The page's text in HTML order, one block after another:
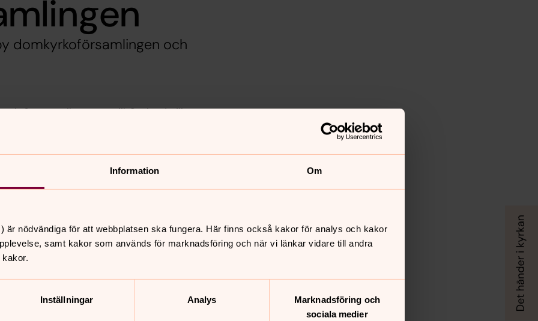
Information Om
är nödvändiga för att webbplatsen ska fungera. Här finns också kakor för analys och kakor
samt kakor som används för marknadsföring och när vi länkar vidare till andra
Inställningar Analys
Marknadsföring och
sociala medier
domkyrkoförsamlingen och
Ström välkommen till Gotland, till
i Gustavsberg-Ingarö församling
Ursprungligen är hon från